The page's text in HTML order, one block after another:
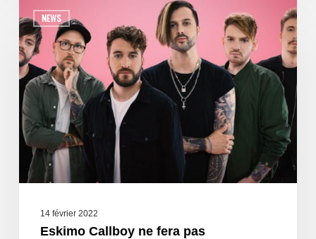
NEWS
14 février 2022
Eskimo Callboy ne fera pas